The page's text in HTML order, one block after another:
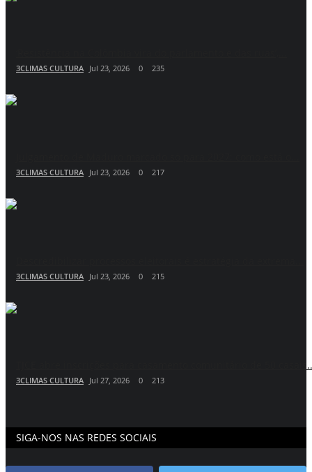
3CLIMAS CULTURA Jul 23, 2026 0 235
3CLIMAS CULTURA Jul 23, 2026 0 217
3CLIMAS CULTURA Jul 23, 2026 0 215
TJCE abre inscrições para casamento comunitário de 50
3CLIMAS CULTURA Jul 27, 2026 0 213
SIGA-NOS NAS REDES SOCIAIS